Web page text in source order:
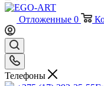
Отложенные 0
Телефоны